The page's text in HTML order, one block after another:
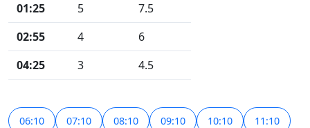
01:25
5
7.5
02:55
4
6
04:25
3 4.5
06:10 07:10 08:10 09:10 10:10 11:10